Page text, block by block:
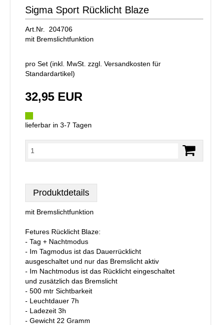
Sigma Sport Rücklicht Blaze
Art.Nr. 204706
mit Bremslichtfunktion
pro Set (inkl. MwSt. zzgl. Versandkosten für
Standardartikel)
32,95 EUR
lieferbar in 3-7 Tagen
Produktdetails
mit Bremslichtfunktion
Fetures Rücklicht Blaze:
- Tag + Nachtmodus
- Im Tagmodus ist das Dauerrücklicht
ausgeschaltet und nur das Bremslicht aktiv
- Im Nachtmodus ist das Rücklicht eingeschaltet
und zusätzlich das Bremslicht
- 500 mtr Sichtbarkeit
- Leuchtdauer 7h
- Ladezeit 3h
- Gewicht 22 Gramm